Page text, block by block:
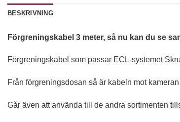
BESKRIVNING
Förgreningskabel 3 meter, så nu kan du se
Förgreningskabel som passar ECL-systemet
Från förgreningsdosan så är kabeln mot
Går även att använda till de andra sortimenten